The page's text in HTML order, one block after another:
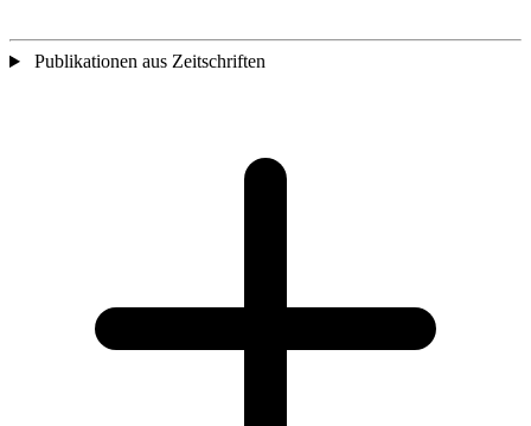
Publikationen aus Zeitschriften